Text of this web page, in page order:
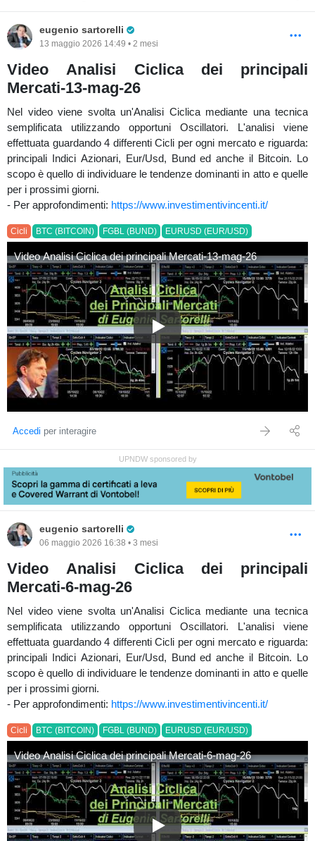
eugenio sartorelli
13 maggio 2026 14:49 • 2 mesi
Video Analisi Ciclica dei principali
Mercati-13-mag-26
Nel video viene svolta un'Analisi Ciclica mediante una tecnica
semplificata utilizzando opportuni Oscillatori. L'analisi viene
effettuata guardando 4 differenti Cicli per ogni mercato e riguarda:
principali Indici Azionari, Eur/Usd, Bund ed anche il Bitcoin. Lo
scopo è quello di individuare le tendenze dominanti in atto e quelle
per i prossimi giorni.
- Per approfondimenti: https://www.investimentivincenti.it/
Cicli BTC (BITCOIN) FGBL (BUND) EURUSD (EUR/USD)
Video Analisi Ciclica dei principali Mercati-13-mag-26
Video Analisi Ciclica dei
Accedi per interagire
UPNDW sponsored by
eugenio sartorelli
06 maggio 2026 16:38 • 3 mesi
Video Analisi Ciclica dei principali
Mercati-6-mag-26
Nel video viene svolta un'Analisi Ciclica mediante una tecnica
semplificata utilizzando opportuni Oscillatori. L'analisi viene
effettuata guardando 4 differenti Cicli per ogni mercato e riguarda:
principali Indici Azionari, Eur/Usd, Bund ed anche il Bitcoin. Lo
scopo è quello di individuare le tendenze dominanti in atto e quelle
per i prossimi giorni.
- Per approfondimenti: https://www.investimentivincenti.it/
Cicli BTC (BITCOIN) FGBL (BUND) EURUSD (EUR/USD)
Video Analisi Ciclica dei principali Mercati-6-mag-26
Video Analisi Ciclica dei